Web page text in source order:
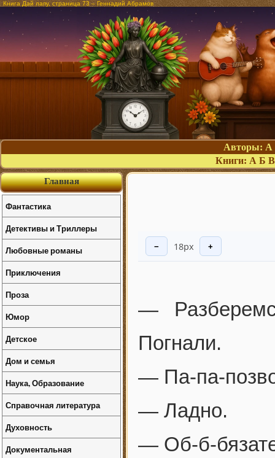
Книга Дай лапу, страница 73 – Геннадий Абрамов
Авторы: А
Книги: А Б В
− 18px +
—
Погнали.
— Па-па-
— Ладно.
— Об-б-
Главная
Фантастика
Детективы и Триллеры
Любовные романы
Приключения
Проза
Юмор
Детское
Дом и семья
Наука, Образование
Справочная литература
Духовность
Документальная